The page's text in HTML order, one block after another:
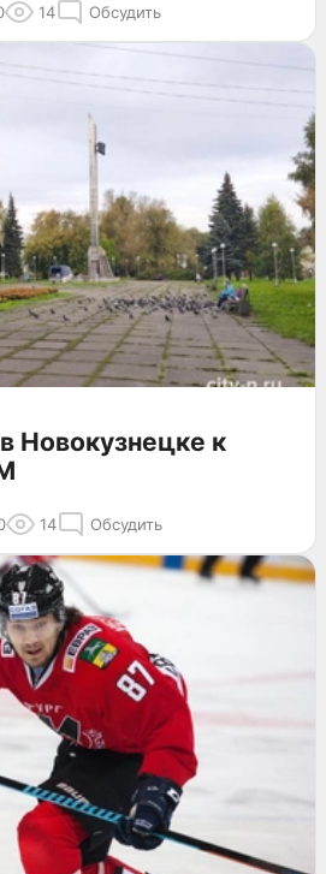
14 Обсудить
Новокузнецке к
14 Обсудить